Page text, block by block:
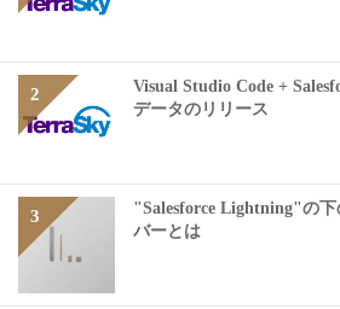
Visual Studio Code +
データのリリース
"Salesforce Lightning"の
バーとは